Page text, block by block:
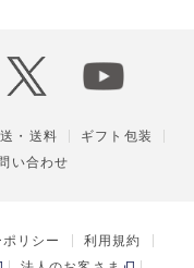
・送料
ギフト包装
い合わせ
リシー
利用規約